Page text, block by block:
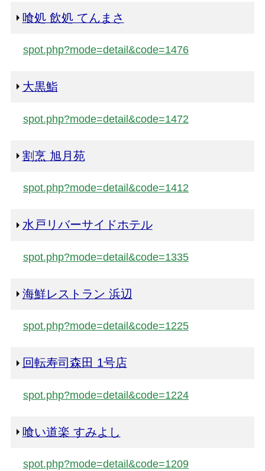
喰処 飲処 てんまさ
spot.php?mode=detail&code=1476
大黒鮨
spot.php?mode=detail&code=1472
割烹 旭月苑
spot.php?mode=detail&code=1412
水戸リバーサイドホテル
spot.php?mode=detail&code=1335
海鮮レストラン 浜辺
spot.php?mode=detail&code=1225
回転寿司森田 1号店
spot.php?mode=detail&code=1224
喰い道楽 すみよし
spot.php?mode=detail&code=1209